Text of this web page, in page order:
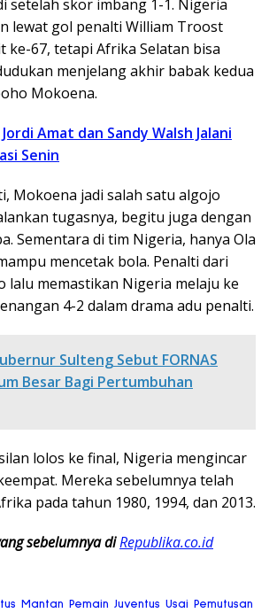
setelah skor imbang 1-1. Nigeria
lewat gol penalti William Troost
ke-67, tetapi Afrika Selatan bisa
menjelang akhir babak kedua
Mokoena.
Jordi Amat dan Sandy Walsh Jalani
Senin
Mokoena jadi salah satu algojo
tugasnya, begitu juga dengan
Sementara di tim Nigeria, hanya Ola
mencetak bola. Penalti dari
lalu memastikan Nigeria melaju ke
4-2 dalam drama adu penalti.
Sulteng Sebut FORNAS
Besar Bagi Pertumbuhan
lolos ke final, Nigeria mengincar
Mereka sebelumnya telah
pada tahun 1980, 1994, dan 2013.
sebelumnya diRepublika.co.id
Mantan Pemain Juventus Usai Pemutusan